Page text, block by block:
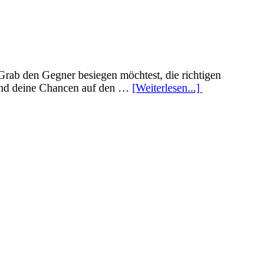
den Gegner besiegen möchtest, die richtigen
deine Chancen auf den … [Weiterlesen...]